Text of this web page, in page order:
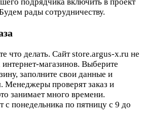
рады сотрудничеству.
что делать. Сайт store.argus-x.ru не
интернет-магазинов. Выберите
заполните свои данные и
Менеджеры проверят заказ и
занимает много времени.
понедельника по пятницу с 9 до